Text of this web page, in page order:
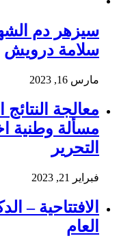
سيزهر دم
سلامة درويش
مارس 16, 2023
معالجة
مسألة وطنية
التحرير
فبراير 21, 2023
الافتتاحية –
العام